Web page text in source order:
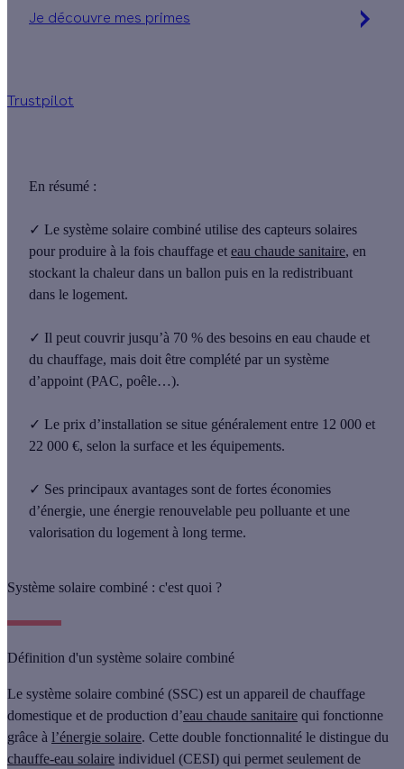
En résumé :
✓ Le système solaire combiné utilise des capteurs solaires
pour produire à la fois chauffage et eau chaude sanitaire, en
stockant la chaleur dans un ballon puis en la redistribuant
dans le logement.
✓ Il peut couvrir jusqu’à 70 % des besoins en eau chaude et
du chauffage, mais doit être complété par un système
d’appoint (PAC, poêle…).
✓ Le prix d’installation se situe généralement entre 12 000 et
22 000 €, selon la surface et les équipements.
✓ Ses principaux avantages sont de fortes économies
d’énergie, une énergie renouvelable peu polluante et une
valorisation du logement à long terme.
Système solaire combiné : c'est quoi ?
Définition d'un système solaire combiné
Le système solaire combiné (SSC) est un appareil de chauffage
domestique et de production d’eau chaude sanitaire qui fonctionne
grâce à l’énergie solaire. Cette double fonctionnalité le distingue du
chauffe-eau solaire individuel (CESI) qui permet seulement de
Je découvre mes primes
Trustpilot